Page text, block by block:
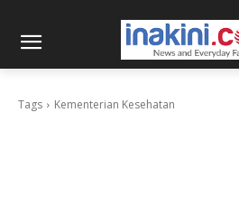
Tags Kementerian Kesehatan